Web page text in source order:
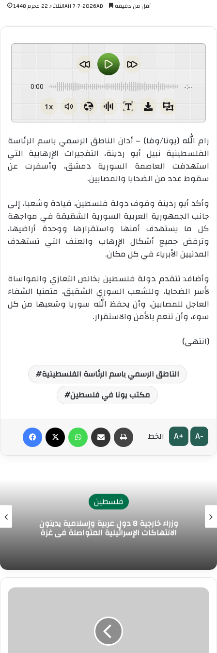
الثلاثاء 22 محرم 1448AH 7-7-2026AD أقل من دقيقة
0:00 -:--
1x
رام الله (يونا/وفا) – أدان الناطق الرسمي باسم الرئاسة
الفلسطينية نبيل أبو ردينة، التفجيرات الإرهابية التي
استهدفت العاصمة السورية دمشق، وأسفرت عن
سقوط عدد من الضحايا والمصابين.
وأكد أبو ردينة وقوف دولة فلسطين، قيادة وشعبا، إلى
جانب الجمهورية العربية السورية الشقيقة في مواجهة
كل ما يستهدف أمنها واستقرارها ووحدة أراضيها،
وترفض جميع أشكال الإرهاب والعنف التي تستهدف
المدنيين الأبرياء في كل مكان.
وأضاف: تتقدم دولة فلسطين بخالص التعازي والمواساة
لأسر الضحايا، وللشعب السوري الشقيق، متمنيا الشفاء
العاجل للمصابين، وأن يحفظ الله سوريا وشعبها من كل
سوء، وأن تنعم بالأمن والاستقرار.
(انتهى)
الناطق الرسمي باسم الرئاسة الفلسطينية
مكتب يونا في فلسطين
الخط A+ A-
فلسطين
وزراء خارجية 8 دول عربية وإسلامية يدينون
الانتهاكات الإسرائيلية المتواصلة في غزة
ر